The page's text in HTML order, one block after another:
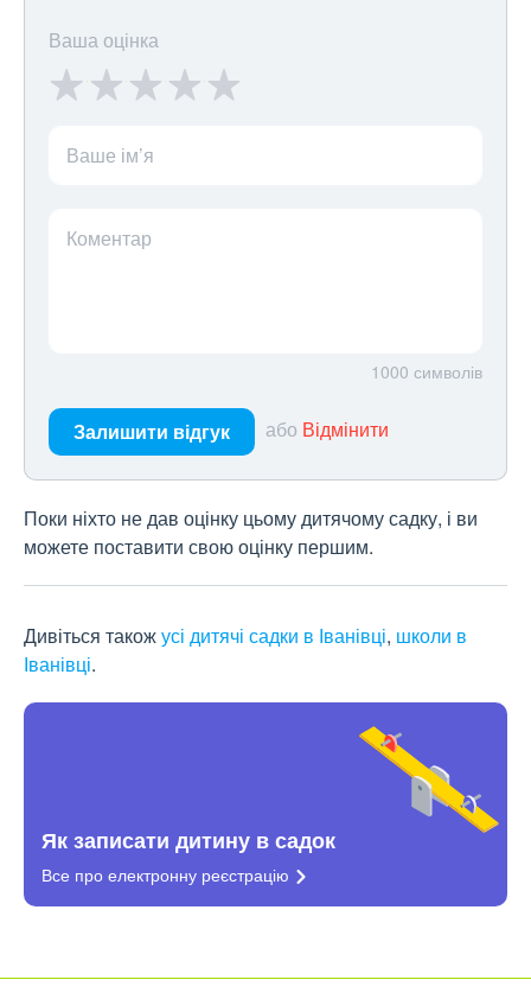
Ваша оцінка
Ваше ім’я
Коментар
1000 символів
Залишити відгук або Відмінити
Поки ніхто не дав оцінку цьому дитячому садку, і ви
можете поставити свою оцінку першим.
Дивіться такожусі дитячі садки в Іванівці, школи в
Іванівці.
Як записати дитину в садок
Все про електронну реєстрацію